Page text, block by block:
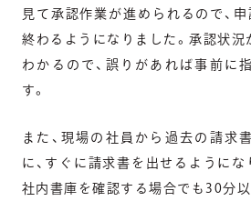
見て承認作業が進められるので、
終わるようになりました。承認状況
わかるので、誤りがあれば事前に
す。
また、現場の社員から過去の請求
に、すぐに請求書を出せるようにな
社内書庫を確認する場合でも30分以